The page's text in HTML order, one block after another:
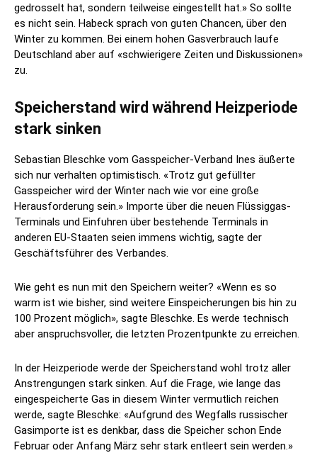
gedrosselt hat, sondern teilweise eingestellt hat.» So sollte
es nicht sein. Habeck sprach von guten Chancen, über den
Winter zu kommen. Bei einem hohen Gasverbrauch laufe
Deutschland aber auf «schwierigere Zeiten und Diskussionen»
zu.
Speicherstand wird während Heizperiode
stark sinken
Sebastian Bleschke vom Gasspeicher-Verband Ines äußerte
sich nur verhalten optimistisch. «Trotz gut gefüllter
Gasspeicher wird der Winter nach wie vor eine große
Herausforderung sein.» Importe über die neuen Flüssiggas-
Terminals und Einfuhren über bestehende Terminals in
anderen EU-Staaten seien immens wichtig, sagte der
Geschäftsführer des Verbandes.
Wie geht es nun mit den Speichern weiter? «Wenn es so
warm ist wie bisher, sind weitere Einspeicherungen bis hin zu
100 Prozent möglich», sagte Bleschke. Es werde technisch
aber anspruchsvoller, die letzten Prozentpunkte zu erreichen.
In der Heizperiode werde der Speicherstand wohl trotz aller
Anstrengungen stark sinken. Auf die Frage, wie lange das
eingespeicherte Gas in diesem Winter vermutlich reichen
werde, sagte Bleschke: «Aufgrund des Wegfalls russischer
Gasimporte ist es denkbar, dass die Speicher schon Ende
Februar oder Anfang März sehr stark entleert sein werden.»